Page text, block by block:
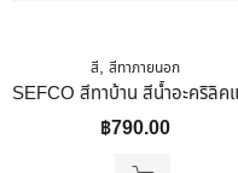
สี, สีทาภายนอก
฿790.00